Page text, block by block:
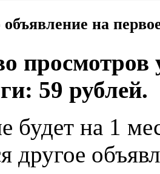
на
просмотров
59 рублей.
будет на 1
другое